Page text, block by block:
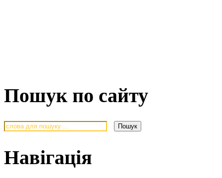
Пошук по сайту
Навігація